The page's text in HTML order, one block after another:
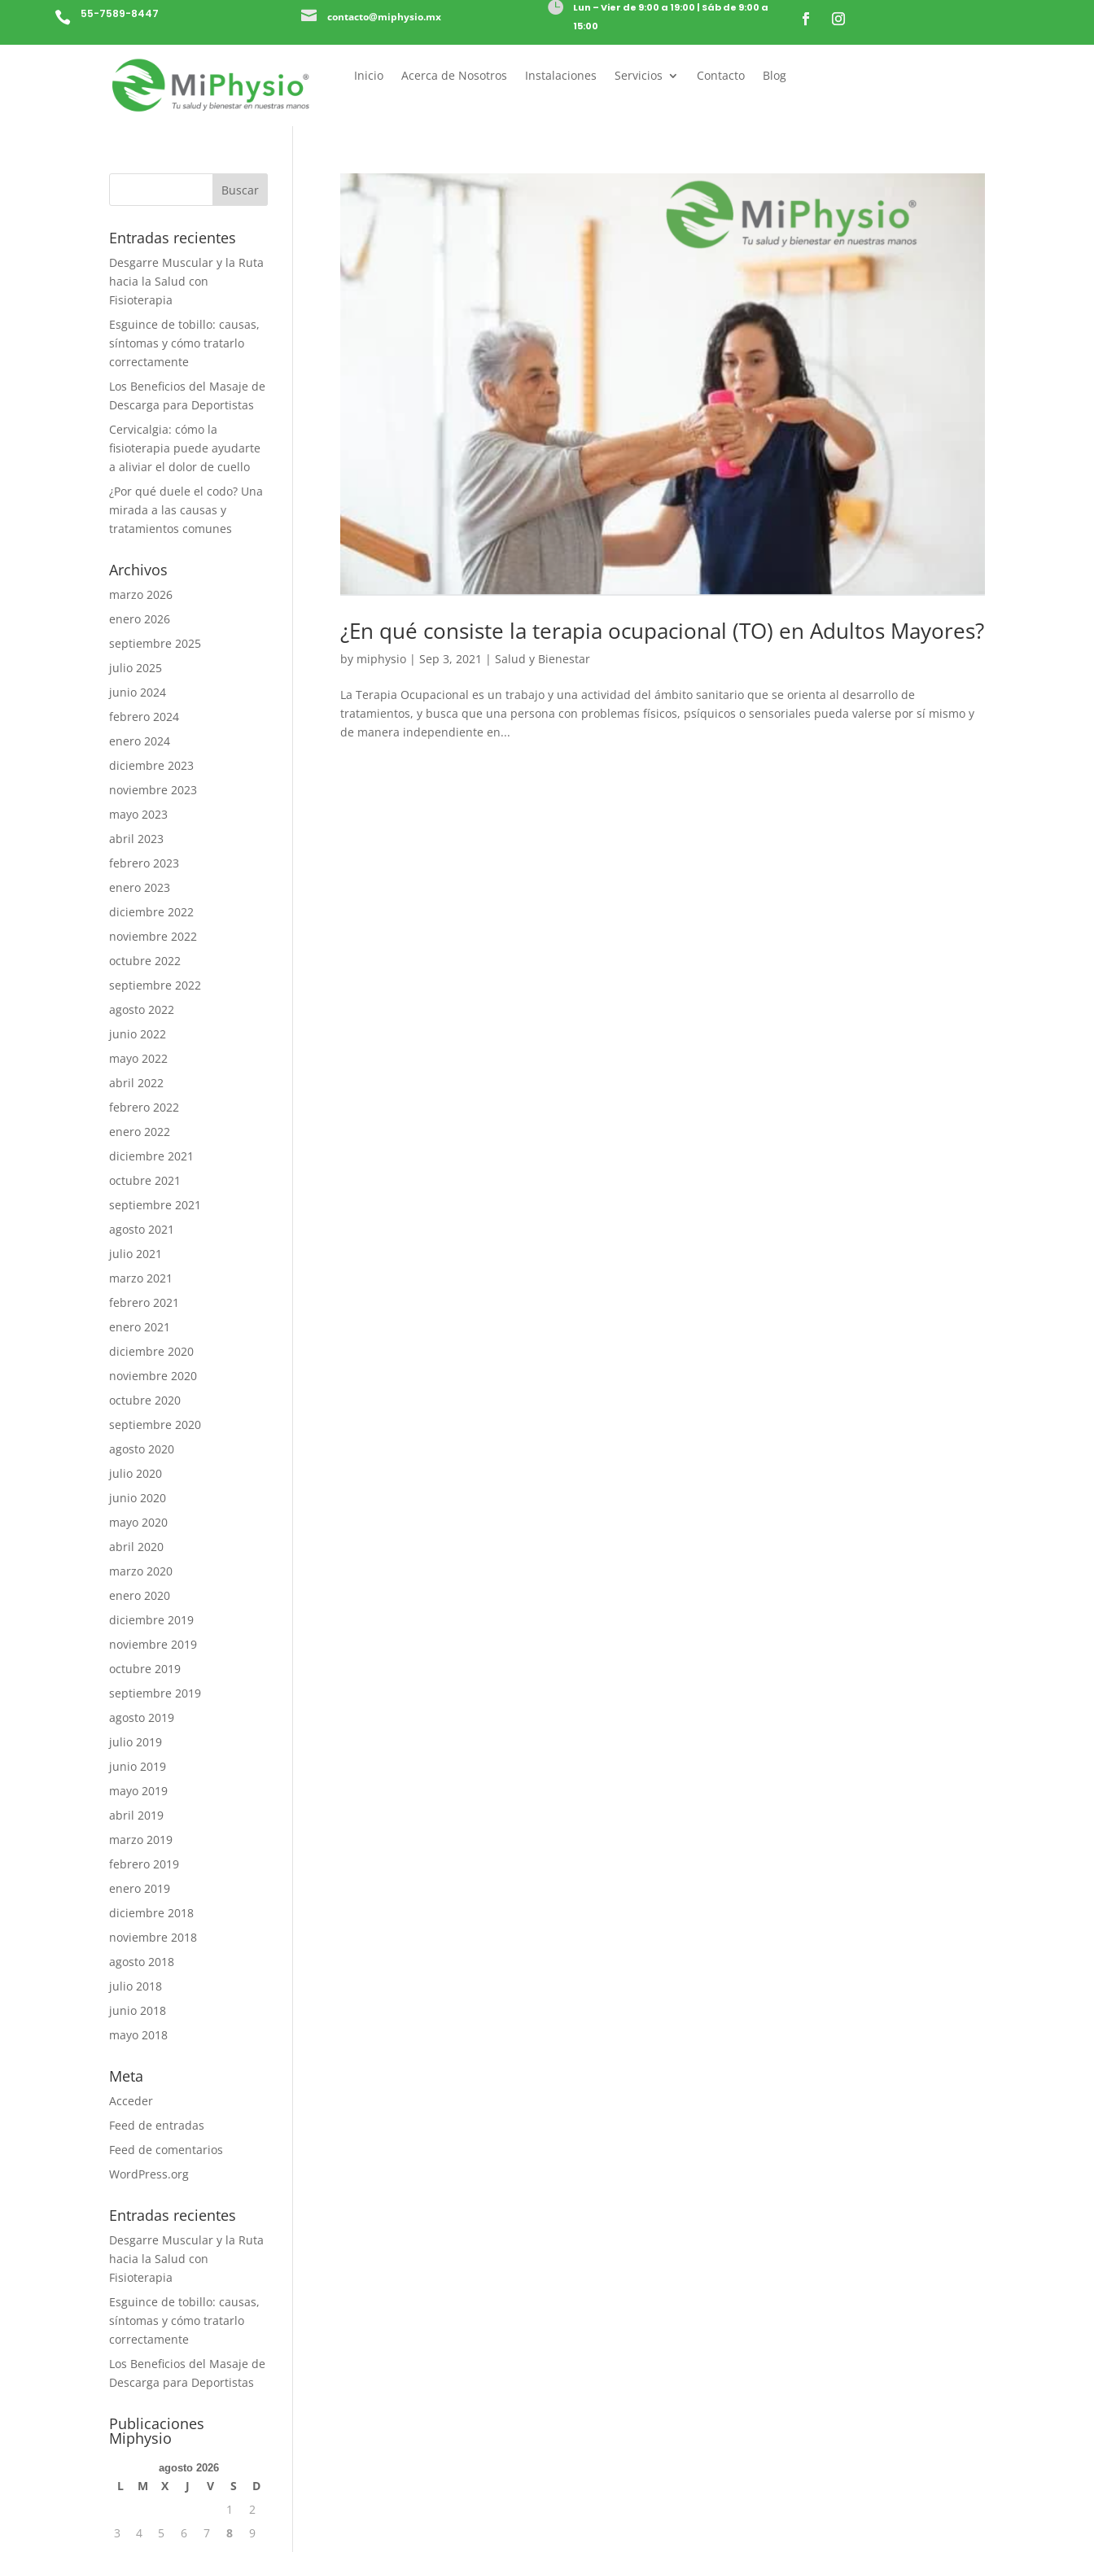
 55-7589-8447  contacto@miphysio.mx

Lun – Vier de 9:00 a 19:00 | Sáb de 9:00 a
15:00
Inicio Acerca de Nosotros Instalaciones Servicios Contacto Blog
¿En qué consiste la terapia ocupacional (TO) en Adultos Mayores?
by miphysio| Sep 3, 2021 | Salud y Bienestar
La Terapia Ocupacional es un trabajo y una actividad del ámbito sanitario que se orienta al desarrollo de
tratamientos, y busca que una persona con problemas físicos, psíquicos o sensoriales pueda valerse por sí mismo y
de manera independiente en...
Entradas recientes
Desgarre Muscular y la Ruta
hacia la Salud con
Fisioterapia
Esguince de tobillo: causas,
síntomas y cómo tratarlo
correctamente
Los Beneficios del Masaje de
Descarga para Deportistas
Cervicalgia: cómo la
fisioterapia puede ayudarte
a aliviar el dolor de cuello
¿Por qué duele el codo? Una
mirada a las causas y
tratamientos comunes
Archivos
marzo 2026
enero 2026
septiembre 2025
julio 2025
junio 2024
febrero 2024
enero 2024
diciembre 2023
noviembre 2023
mayo 2023
abril 2023
febrero 2023
enero 2023
diciembre 2022
noviembre 2022
octubre 2022
septiembre 2022
agosto 2022
junio 2022
mayo 2022
abril 2022
febrero 2022
enero 2022
diciembre 2021
octubre 2021
septiembre 2021
agosto 2021
julio 2021
marzo 2021
febrero 2021
enero 2021
diciembre 2020
noviembre 2020
octubre 2020
septiembre 2020
agosto 2020
julio 2020
junio 2020
mayo 2020
abril 2020
marzo 2020
enero 2020
diciembre 2019
noviembre 2019
octubre 2019
septiembre 2019
agosto 2019
julio 2019
junio 2019
mayo 2019
abril 2019
marzo 2019
febrero 2019
enero 2019
diciembre 2018
noviembre 2018
agosto 2018
julio 2018
junio 2018
mayo 2018
Meta
Acceder
Feed de entradas
Feed de comentarios
WordPress.org
Entradas recientes
Desgarre Muscular y la Ruta
hacia la Salud con
Fisioterapia
Esguince de tobillo: causas,
síntomas y cómo tratarlo
correctamente
Los Beneficios del Masaje de
Descarga para Deportistas
Publicaciones
Miphysio
agosto 2026
L M X J V S
D
1
2
3
4 5 6 7 8
9